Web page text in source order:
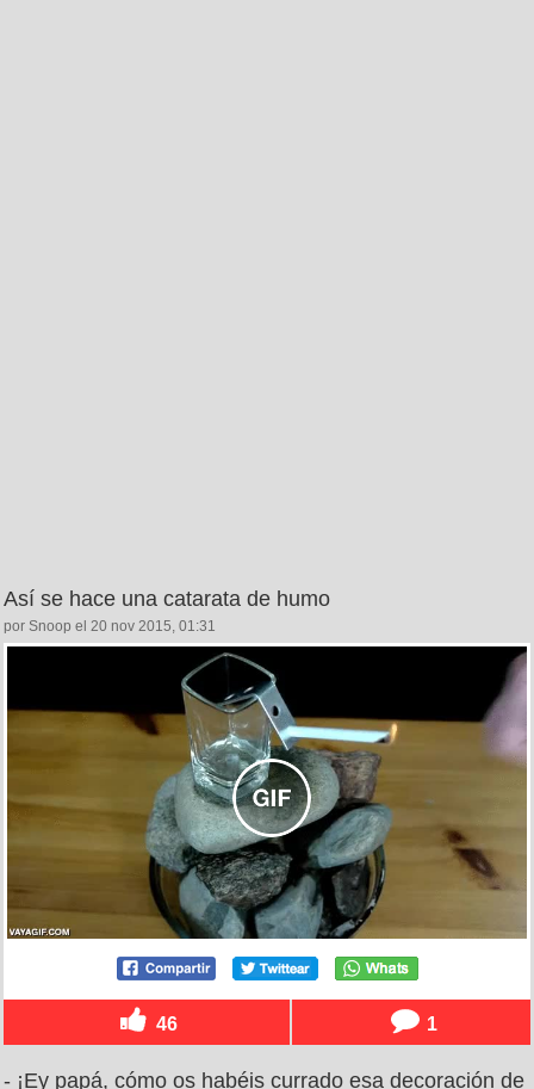
Así se hace una catarata de humo
por Snoop el 20 nov 2015, 01:31
46 1
- ¡Ey papá, cómo os habéis currado esa decoración de